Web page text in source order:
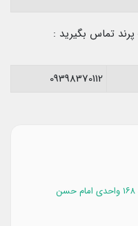
پرند تماس بگیرید :
09398370112